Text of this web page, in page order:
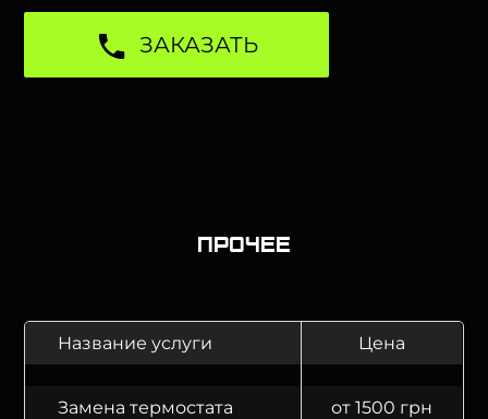
ЗАКАЗАТЬ
Прочее
Название услуги Цена
Замена термостата от 1500 грн